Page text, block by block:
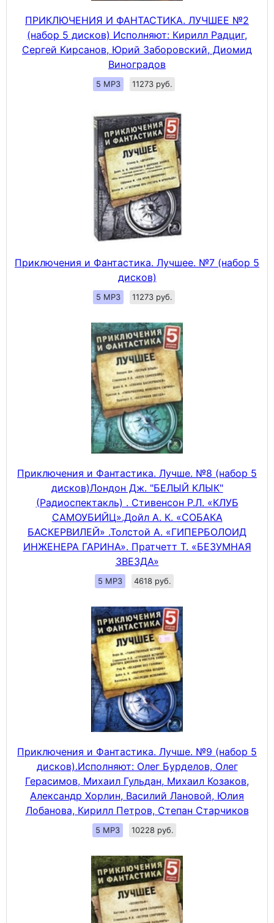
ПРИКЛЮЧЕНИЯ И ФАНТАСТИКА. ЛУЧШЕЕ №2
(набор 5 дисков) Исполняют: Кирилл Радциг,
Сергей Кирсанов, Юрий Заборовский, Диомид
Виноградов
5 MP3 11273 руб.
Приключения и Фантастика. Лучшее. №7 (набор 5
дисков)
5 MP3 11273 руб.
Приключения и Фантастика. Лучше. №8 (набор 5
дисков)Лондон Дж. "БЕЛЫЙ КЛЫК"
(Радиоспектакль) . Стивенсон Р.Л. «КЛУБ
САМОУБИЙЦ».Дойл А. К. «СОБАКА
БАСКЕРВИЛЕЙ» .Толстой А. «ГИПЕРБОЛОИД
ИНЖЕНЕРА ГАРИНА». Пратчетт Т. «БЕЗУМНАЯ
ЗВЕЗДА»
5 MP3 4618 руб.
Приключения и Фантастика. Лучше. №9 (набор 5
дисков).Исполняют: Олег Бурделов, Олег
Герасимов, Михаил Гульдан, Михаил Козаков,
Александр Хорлин, Василий Лановой, Юлия
Лобанова, Кирилл Петров, Степан Старчиков
5 MP3 10228 руб.